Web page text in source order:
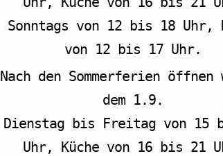
Sonntags von 12 bis 18 Uhr,
von 12 bis 17 Uhr.
Nach den Sommerferien
dem 1.9.
Dienstag bis Freitag von 15
Uhr, Küche von 16 bis 21